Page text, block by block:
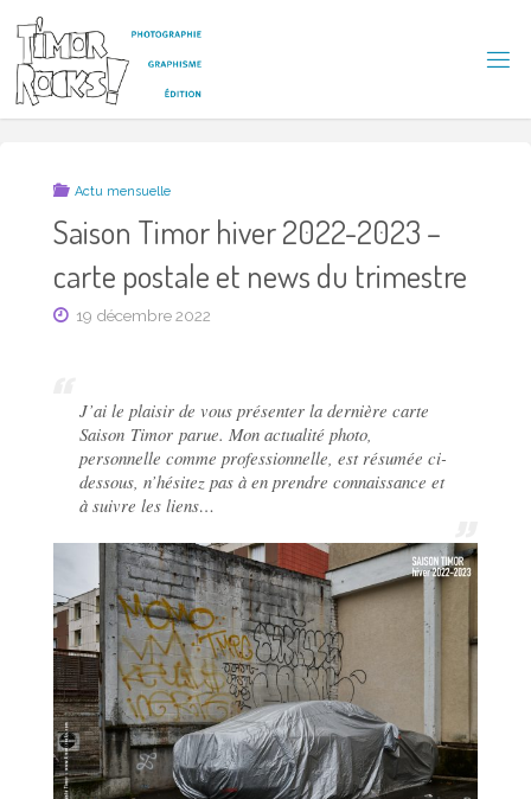
content
IM
O
!
Actu mensuelle
Saison Timor hiver 2022-2023 –
carte postale et news du trimestre
19 décembre 2022
J’ai le plaisir de vous présenter la dernière carte
Saison Timor parue. Mon actualité photo,
personnelle comme professionnelle, est résumée ci-
dessous, n’hésitez pas à en prendre connaissance et
à suivre les liens…